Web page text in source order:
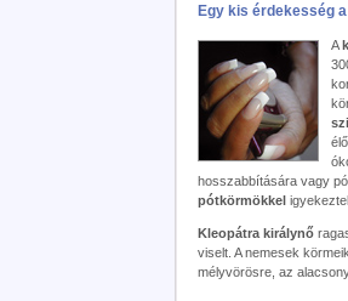
Egy kis érdekesség
A
hosszabbítására vagy
pótkörmökkel
Kleopátra királynő
viselt. A nemesek
mélyvörösre, az